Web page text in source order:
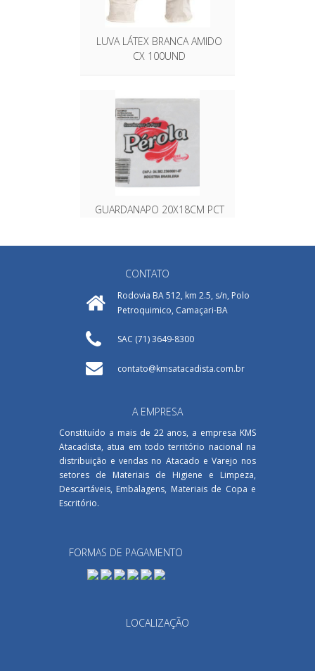
LUVA LÁTEX BRANCA AMIDO
CX 100UND
GUARDANAPO 20X18CM PCT
PANO DE CHÃO ALVEJADO
FILTRO DE PAPEL MELITTA N
103
CONTATO
Rodovia BA 512, km 2.5, s/n, Polo
Petroquimico, Camaçari-BA
SAC (71) 3649-8300
contato@kmsatacadista.com.br
A EMPRESA
Constituído a mais de 22 anos, a empresa KMS
Atacadista, atua em todo território nacional na
distribuição e vendas no Atacado e Varejo nos
setores de Materiais de Higiene e Limpeza,
Descartáveis, Embalagens, Materiais de Copa e
Escritório.
FORMAS DE PAGAMENTO
LOCALIZAÇÃO